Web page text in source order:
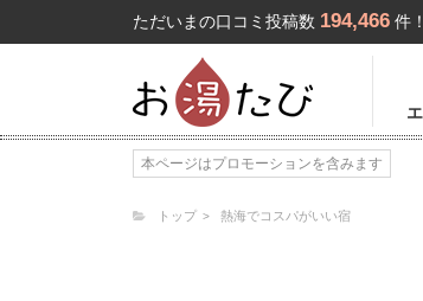
ただいまの口コミ投稿数 194,466 件
本ページはプロモーションを含みます
トップ 熱海でコスパがいい宿